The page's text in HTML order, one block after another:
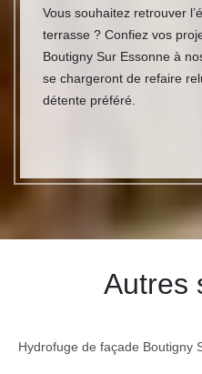
Vous souhaitez retrouver
terrasse ? Confiez vos
Boutigny Sur Essonne à
se chargeront de refaire
détente préféré.
Autres
Hydrofuge de façade Boutigny